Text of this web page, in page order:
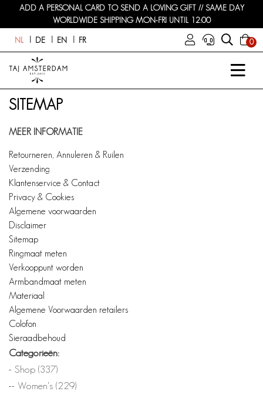
ADD A PERSONAL CARD TO SEND A LOVING GIFT // SAME DAY
WORLDWIDE SHIPPING MON-FRI UNTIL 12:00
NL DE EN FR 0
SITEMAP
Categorieën:
Shop (337)
Women's (229)
MEER INFORMATIE
Retourneren, Annuleren & Ruilen
Verzending
Klantenservice & Contact
Privacy & Cookies
Algemene voorwaarden
Disclaimer
Sitemap
Ringmaat meten
Verkooppunt worden
Armbandmaat meten
Materiaal
Algemene Voorwaarden retailers
Colofon
Sieraadbehoud